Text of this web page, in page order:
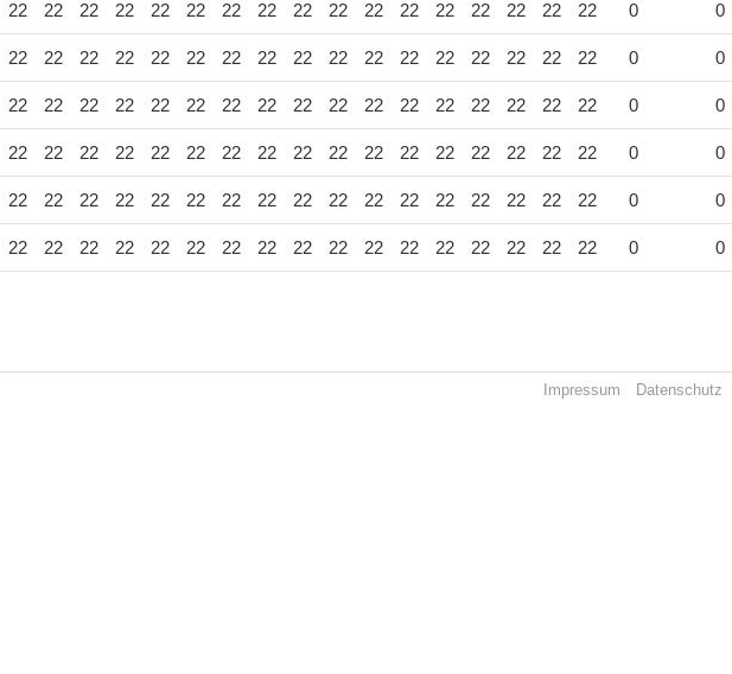
22 22 22 22 22 22 22 22 22 22 22 22 22 22 22 22 22 0 0
22 22 22 22 22 22 22 22 22 22 22 22 22 22 22 22 22 0 0
22 22 22 22 22 22 22 22 22 22 22 22 22 22 22 22 22 0 0
22 22 22 22 22 22 22 22 22 22 22 22 22 22 22 22 22 0 0
22 22 22 22 22 22 22 22 22 22 22 22 22 22 22 22 22 0 0
22 22 22 22 22 22 22 22 22 22 22 22 22 22 22 22 22 0 0
Impressum Datenschutz